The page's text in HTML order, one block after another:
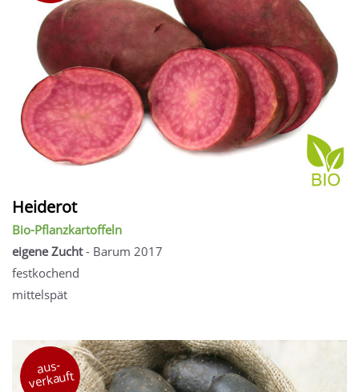
Heiderot
Bio-Pflanzkartoffeln
eigene Zucht- Barum 2017
festkochend
mittelspät
aus-
verkauft